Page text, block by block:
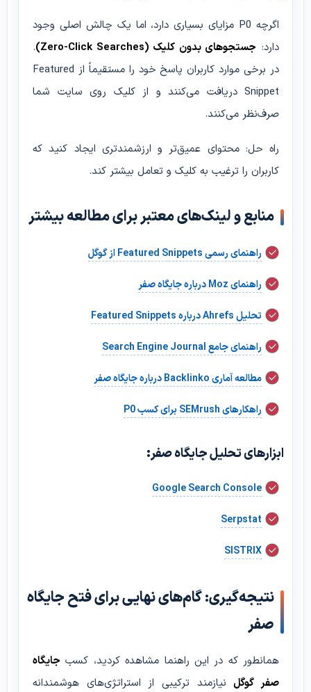
اگرچه P0 مزایای بسیاری دارد، اما یک چالش اصلی وجود
دارد: جستجوهای بدون کلیک (Zero-Click Searches)
.
در برخی موارد کاربران پاسخ خود را مستقیماً از Featured
Snippet دریافت می‌کنند و از کلیک روی سایت شما
صرف‌نظر می‌کنند.
راه حل: محتوای عمیق‌تر و ارزشمندتری ایجاد کنید که
کاربران را ترغیب به کلیک و تعامل بیشتر کند.
منابع و لینک‌های معتبر برای مطالعه بیشتر
راهنمای رسمی Featured Snippets از گوگل
راهنمای Moz درباره جایگاه صفر
تحلیل Ahrefs درباره Featured Snippets
راهنمای جامع Search Engine Journal
مطالعه آماری Backlinko درباره جایگاه صفر
راهکارهای SEMrush برای کسب P0
ابزارهای تحلیل جایگاه صفر:
Google Search Console
Serpstat
SISTRIX
نتیجه‌گیری: گام‌های نهایی برای فتح جایگاه
صفر
همانطور که در این راهنما مشاهده کردید، کسب جایگاه
صفر گوگلنیازمند ترکیبی از استراتژی‌های هوشمندانه